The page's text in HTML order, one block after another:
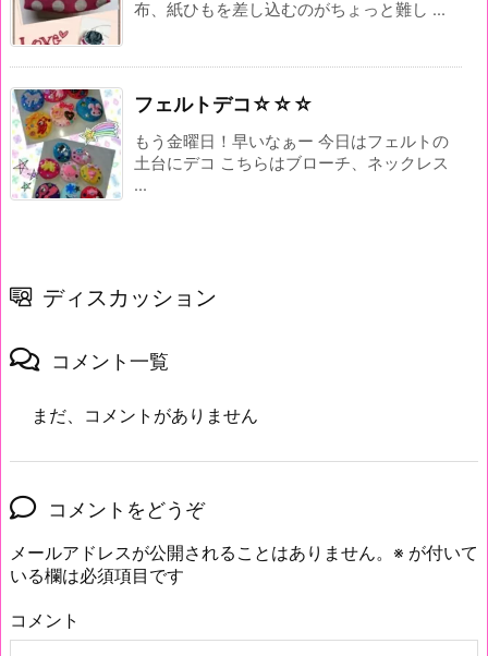
布、紙ひもを差し込むのがちょっと難し ...
フェルトデコ☆☆☆
もう金曜日！早いなぁー 今日はフェルトの
土台にデコ こちらはブローチ、ネックレス
...
ディスカッション
コメント一覧
まだ、コメントがありません
コメントをどうぞ
メールアドレスが公開されることはありません。 ※ が付いて
いる欄は必須項目です
コメント